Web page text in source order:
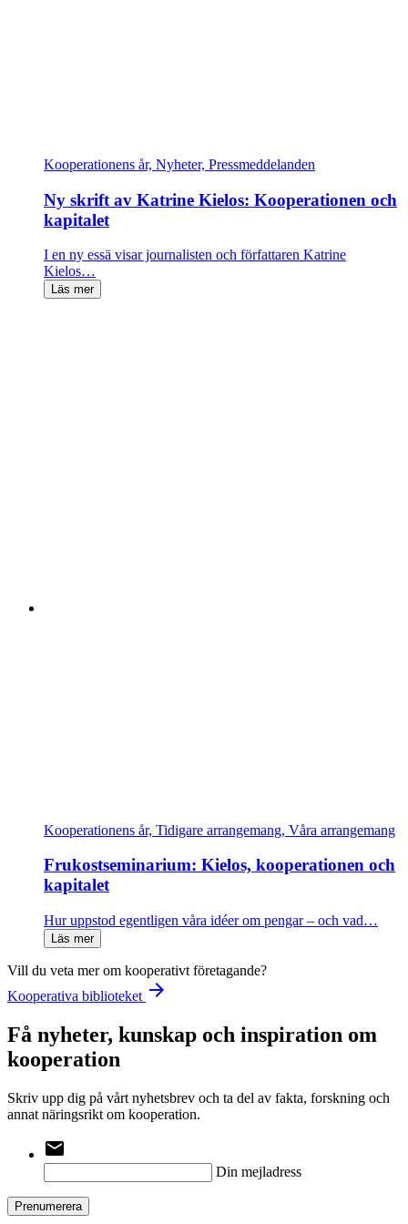
Kooperationens år, Nyheter, Pressmeddelanden
Ny skrift av Katrine Kielos: Kooperationen och
kapitalet
I en ny essä visar journalisten och författaren Katrine
Kielos…
Läs mer
Kooperationens år, Tidigare arrangemang, Våra arrangemang
Frukostseminarium: Kielos, kooperationen och
kapitalet
Hur uppstod egentligen våra idéer om pengar – och vad…
Läs mer
Vill du veta mer om kooperativt företagande?
Kooperativa biblioteket arrow_forward
Få nyheter, kunskap och inspiration om
kooperation
Skriv upp dig på vårt nyhetsbrev och ta del av fakta, forskning och
annat näringsrikt om kooperation.
email
Din mejladress
Prenumerera